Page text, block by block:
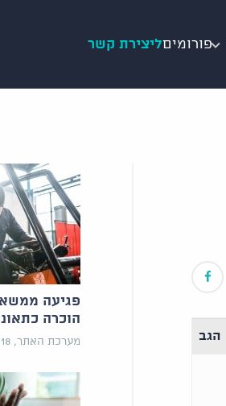
פורומיםליצירת קשר
הגב
פגיעה
הוכרה
מערכת האתר, 06.02.2018